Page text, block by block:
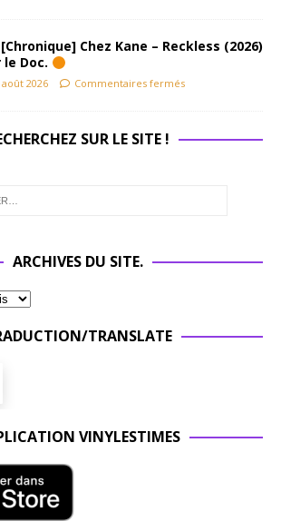
[Chronique] Chez Kane – Reckless (2026)
le Doc.
août 2026 Commentaires fermés
SUR LE SITE !
ARCHIVES DU SITE.
TRANSLATE
VINYLESTIMES